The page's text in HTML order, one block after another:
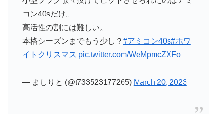
コン40sだけ。
高活性の割には難しい。
本格シーズンまでもう少し？ #アミコン40s#ホワ
イトクリスマス pic.twitter.com/WeMpmcZXFo
— ましりと (@t733523177265) March 20, 2023